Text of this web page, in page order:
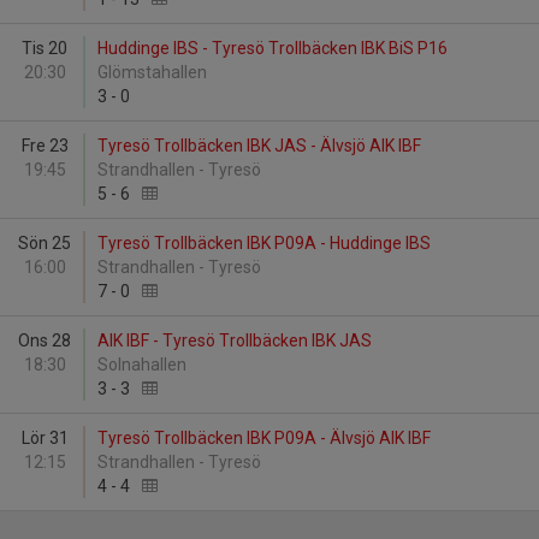
Tis 20
20:30
Huddinge IBS - Tyresö Trollbäcken IBK BiS P16
Glömstahallen
3 - 0
Fre 23
19:45
Tyresö Trollbäcken IBK JAS - Älvsjö AIK IBF
Strandhallen - Tyresö
5 - 6
Sön 25
16:00
Tyresö Trollbäcken IBK P09A - Huddinge IBS
Strandhallen - Tyresö
7 - 0
Ons 28
18:30
AIK IBF - Tyresö Trollbäcken IBK JAS
Solnahallen
3 - 3
Lör 31
12:15
Tyresö Trollbäcken IBK P09A - Älvsjö AIK IBF
Strandhallen - Tyresö
4 - 4